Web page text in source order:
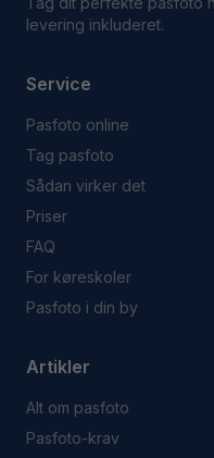
levering inkluderet.
Service
Pasfoto online
Tag pasfoto
Sådan virker det
Priser
FAQ
For køreskoler
Pasfoto i din by
Artikler
Alt om pasfoto
Pasfoto-krav